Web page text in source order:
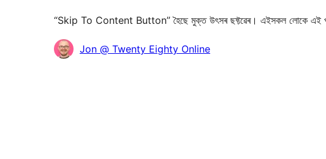
“Skip To Content Button” হৈছে মুক্ত উৎসৰ ছফ্টৱেৰ। এইসকল লোকে এই
অৱদানকাৰীসকলJon @ Twenty Eighty Online